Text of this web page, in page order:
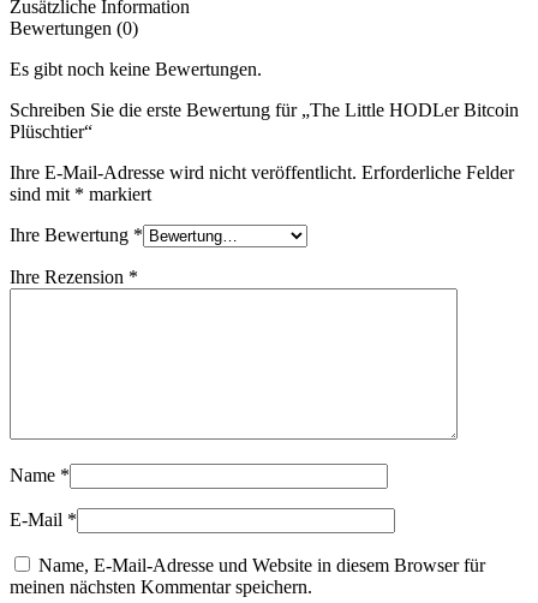
Zusätzliche Information
Bewertungen (0)
Es gibt noch keine Bewertungen.
Schreiben Sie die erste Bewertung für „The Little HODLer Bitcoin
Plüschtier“
Ihre E-Mail-Adresse wird nicht veröffentlicht. Erforderliche Felder
sind mit * markiert
Ihre Bewertung *
Ihre Rezension *
Name *
E-Mail *
Name, E-Mail-Adresse und Website in diesem Browser für
meinen nächsten Kommentar speichern.